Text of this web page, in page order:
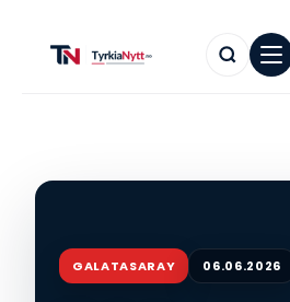
GALATASARAY 06.06.2026